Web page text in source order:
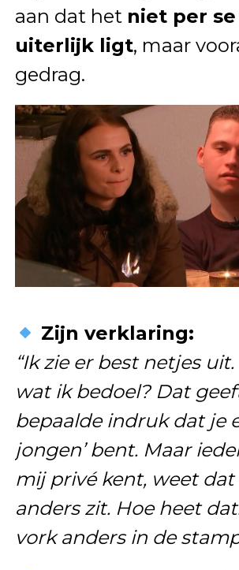
aan dat het niet per
uiterlijk ligt, maar
gedrag.
Zijn verklaring:
“Ik zie er best netjes
wat ik bedoel? Dat
bepaalde indruk dat je
jongen’ bent. Maar
mij privé kent, weet
anders zit. Hoe heet
vork anders in de